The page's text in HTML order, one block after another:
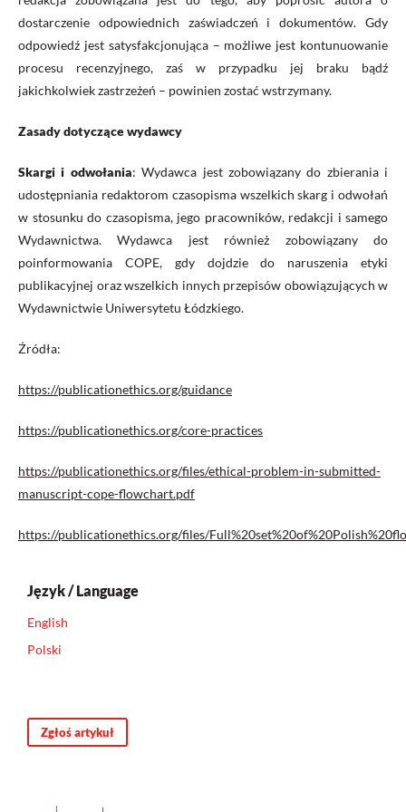
dostarczenie odpowiednich zaświadczeń i dokumentów. Gdy
odpowiedź jest satysfakcjonująca – możliwe jest kontunuowanie
procesu recenzyjnego,
zaś w przypadku jej braku bądź
jakichkolwiek zastrzeżeń – powinien zostać wstrzymany.
Zasady dotyczące wydawcy
Skargi i odwołania: Wydawca jest zobowiązany do zbierania i
udostępniania redaktorom czasopisma wszelkich skarg i odwołań
w stosunku do czasopisma, jego pracowników, redakcji i samego
Wydawnictwa. Wydawca jest również zobowiązany do
poinformowania COPE, gdy dojdzie do naruszenia etyki
publikacyjnej oraz wszelkich innych przepisów obowiązujących w
Wydawnictwie Uniwersytetu Łódzkiego.
Źródła:
https://publicationethics.org/guidance
https://publicationethics.org/core-practices
https://publicationethics.org/files/ethical-problem-in-submitted-
manuscript-cope-flowchart.pdf
https://publicationethics.org/files/
Język / Language
English
Polski
Zgłoś artykuł